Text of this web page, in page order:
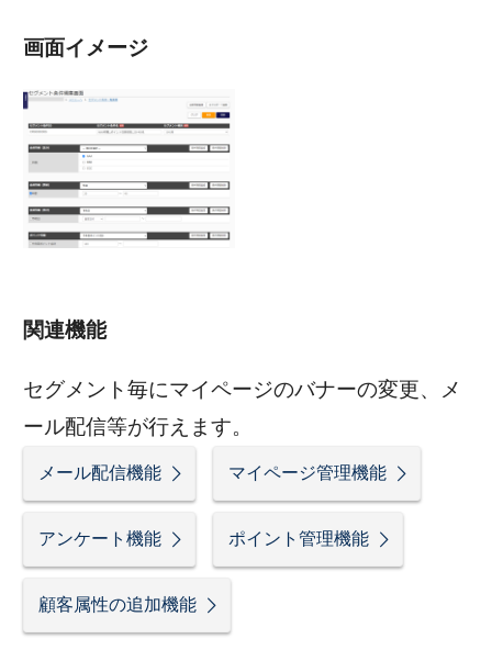
画面イメージ
関連機能
セグメント毎にマイページのバナーの変更、メ
ール配信等が行えます。
メール配信機能 マイページ管理機能
アンケート機能 ポイント管理機能
顧客属性の追加機能